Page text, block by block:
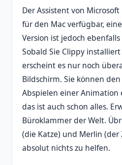
Der Assistent von
für den Mac verfügbar,
Version ist jedoch
Sobald Sie Clippy
erscheint es nur noch
Bildschirm. Sie können
Abspielen einer Animation
das ist auch schon alles.
Büroklammer der Welt.
(die Katze) und Merlin
absolut nichts zu helfen.